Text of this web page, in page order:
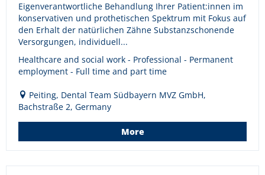
Eigenverantwortliche Behandlung Ihrer Patient:innen im
konservativen und prothetischen Spektrum mit Fokus auf
den Erhalt der natürlichen Zähne Substanzschonende
Versorgungen, individuell...
Healthcare and social work - Professional - Permanent
employment - Full time and part time
Peiting, Dental Team Südbayern MVZ GmbH,
Bachstraße 2, Germany
More